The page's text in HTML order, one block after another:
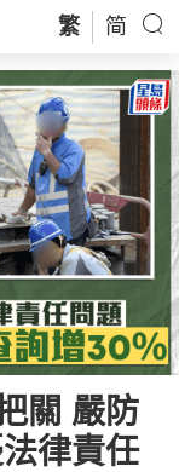
繁 简
關 嚴防
律責任